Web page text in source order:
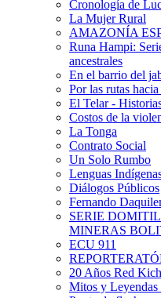
Cronología de
La Mujer Rural
AMAZONÍA
Runa Hampi:
ancestrales
En el barrio del
Por las rutas
El Telar -
Costos de la
La Tonga
Contrato Social
Un Solo Rumbo
Lenguas
Diálogos Públicos
Fernando
SERIE
MINERAS
ECU 911
20 Años Red
Mitos y Leyendas